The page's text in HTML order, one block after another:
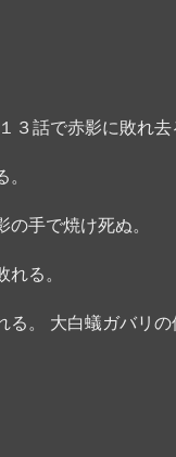
３話で赤影に敗れ去
手で焼け死ぬ。
る。
。 大白蟻ガバリ